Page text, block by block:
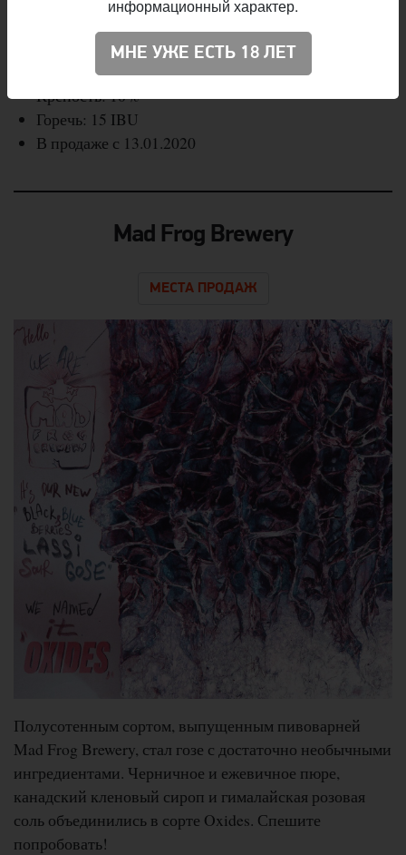
Название: Let It Bee
Стиль: Mead — Braggot
Крепость: 10%
Горечь: 15 IBU
В продаже с 13.01.2020
Mad Frog Brewery
МЕСТА ПРОДАЖ
Полусотенным сортом, выпущенным пивоварней
Mad Frog Brewery, стал гозе с достаточно необычными
ингредиентами. Черничное и ежевичное пюре,
канадский кленовый сироп и гималайская розовая
соль объединились в сорте Oxides. Спешите
попробовать!
информационный характер.
МНЕ УЖЕ ЕСТЬ 18 ЛЕТ